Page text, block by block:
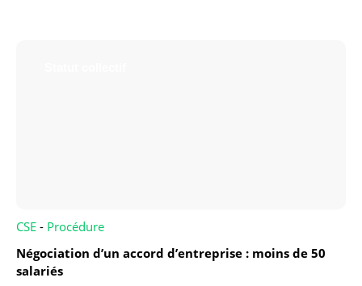
CSE - Procédure
Négociation d’un accord d’entreprise : moins de 50
salariés